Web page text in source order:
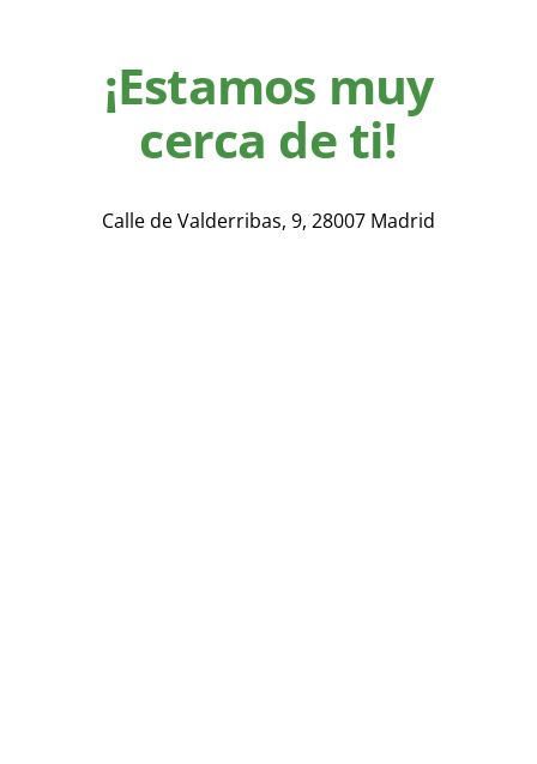
¡Estamos muy
cerca de ti!
Calle de Valderribas, 9, 28007 Madrid